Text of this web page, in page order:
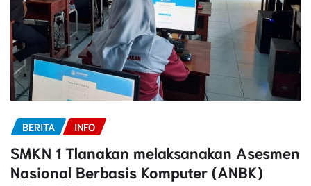
BERITA INFO
SMKN 1 Tlanakan melaksanakan Asesmen
Nasional Berbasis Komputer (ANBK)